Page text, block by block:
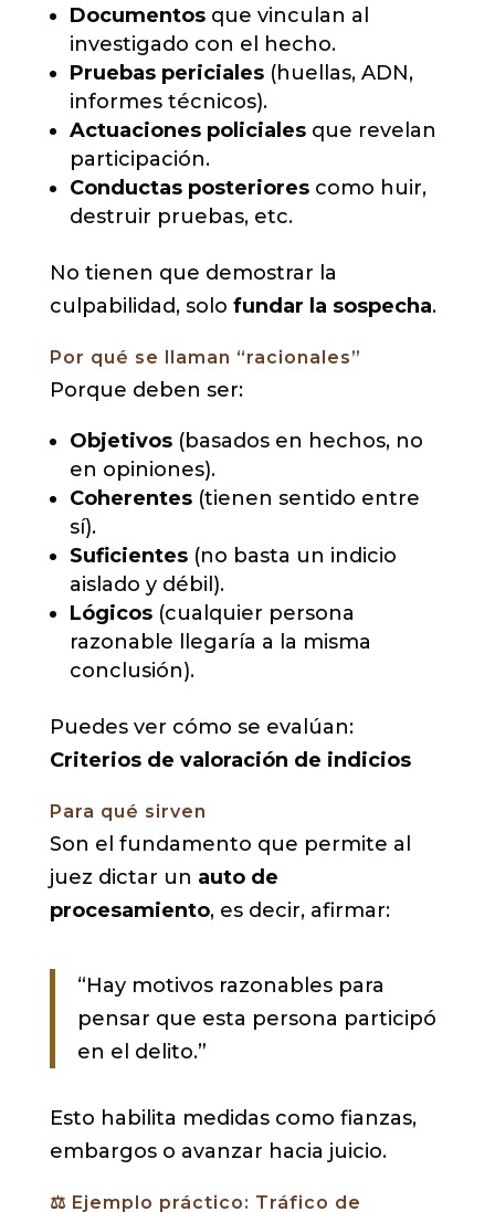
Documentosque vinculan al
investigado con el hecho.
Pruebas periciales(huellas, ADN,
informes técnicos).
Actuaciones policialesque revelan
participación.
Conductas posteriorescomo huir,
destruir pruebas, etc.
No tienen que demostrar la
culpabilidad, solo fundar la sospecha.
Por qué se llaman “racionales”
Porque deben ser:
Objetivos(basados en hechos, no
en opiniones).
Coherentes(tienen sentido entre
sí).
Suficientes(no basta un indicio
aislado y débil).
Lógicos(cualquier persona
razonable llegaría a la misma
conclusión).
Puedes ver cómo se evalúan:
Criterios de valoración de indicios
Para qué sirven
Son el fundamento que permite al
juez dictar un auto de
procesamiento, es decir, afirmar:
“Hay motivos razonables para
pensar que esta persona participó
en el delito.”
Esto habilita medidas como fianzas,
embargos o avanzar hacia juicio.
⚖️ Ejemplo práctico: Tráfico de